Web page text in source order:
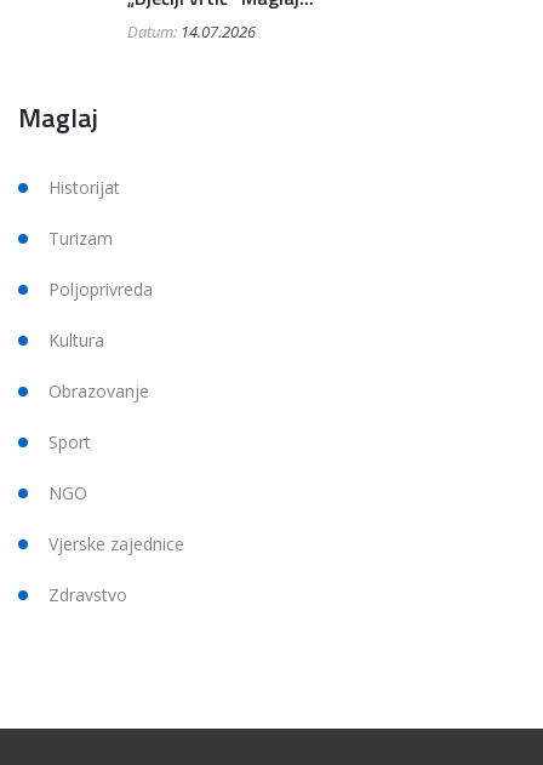
Datum: 14.07.2026
Maglaj
Historijat
Turizam
Poljoprivreda
Kultura
Obrazovanje
Sport
NGO
Vjerske zajednice
Zdravstvo